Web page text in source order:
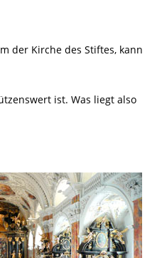
der Kirche des Stiftes, kann
ist. Was liegt also